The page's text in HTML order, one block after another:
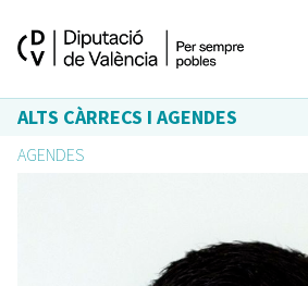
ALTS CÀRRECS I AGENDES
AGENDES